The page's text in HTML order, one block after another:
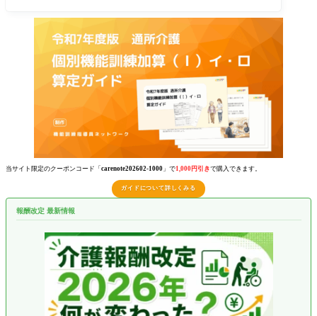
当サイト限定のクーポンコード「 carenote202602-1000 」で1,000円引きで購入できます。
ガイドについて詳しくみる
報酬改定 最新情報